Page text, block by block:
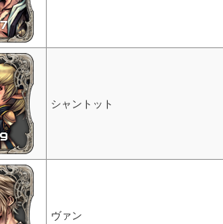
シャントット
ヴァン